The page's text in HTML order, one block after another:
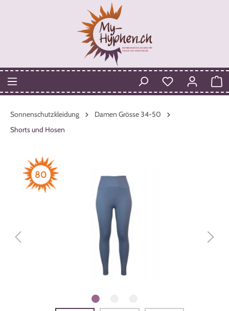
Sonnenschutzkleidung
Damen Grösse 34-50
Shorts und Hosen
80